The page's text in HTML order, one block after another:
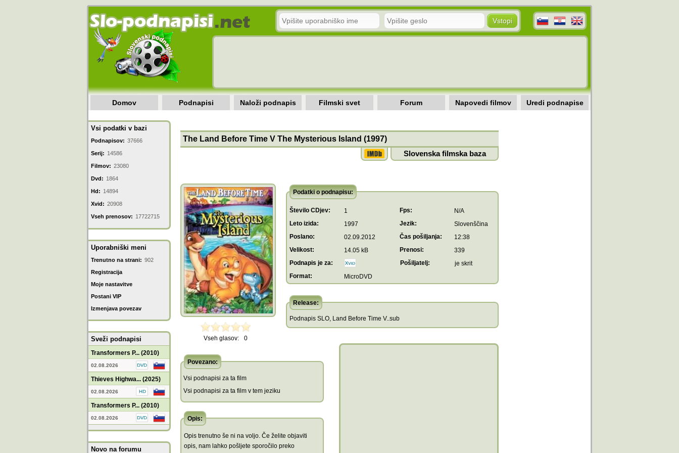
Domov Podnapisi Naloži podnapis Filmski svet Forum Napovedi filmov Uredi podnapise
Vsi podatki v bazi
Podnapisov: 37666
Serij: 14586
Filmov: 23080
Dvd: 1864
Hd: 14894
Xvid: 20908
Vseh prenosov: 17722715
Uporabniški meni
Trenutno na strani: 902
Registracija
Moje nastavitve
Postani VIP
Izmenjava povezav
Sveži podnapisi
Transformers P... (2010)
02.08.2026
Thieves Highwa... (2025)
02.08.2026
Transformers P... (2010)
02.08.2026
Novo na forumu
The Land Before Time V The Mysterious Island (1997)
Slovenska filmska baza
Vseh glasov: 0
Podatki o podnapisu:
Število CDjev: 1 Fps:
N/A
Leto izida:
1997 Jezik:
Slovenščina
Poslano:
02.09.2012 Čas pošiljanja:
12:38
Velikost:
14.05 kB Prenosi:
339
Podnapis je za:
Pošiljatelj:
je skrit
Format:
MicroDVD
Release:
Podnapis SLO, Land Before Time V..sub
Povezano:
Vsi podnapisi za ta film
Vsi podnapisi za ta film v tem jeziku
Opis:
Opis trenutno še ni na voljo. Če želite objaviti
opis, nam lahko pošljete sporočilo preko